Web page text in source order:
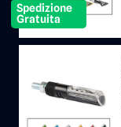
Spedizione
Gratuita